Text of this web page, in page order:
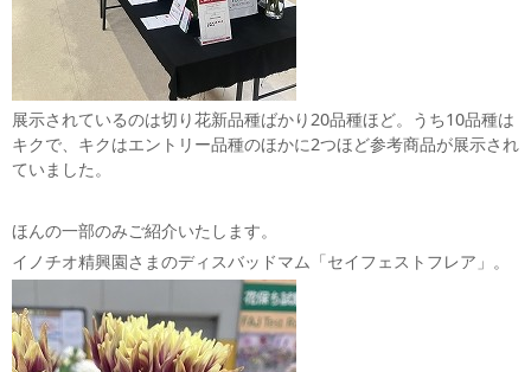
展示されているのは切り花新品種ばかり20品種ほど。うち10品種は
キクで、キクはエントリー品種のほかに2つほど参考商品が展示され
ていました。
ほんの一部のみご紹介いたします。
イノチオ精興園さまのディスバッドマム「セイフェストフレア」。